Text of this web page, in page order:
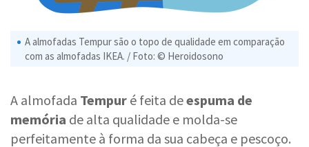
A almofadas Tempur são o topo de qualidade em comparação
com as almofadas IKEA. / Foto: © Heroidosono
A almofada Tempur é feita deespuma de
memória de alta qualidade e molda-se
perfeitamente à forma da sua cabeça e pescoço.